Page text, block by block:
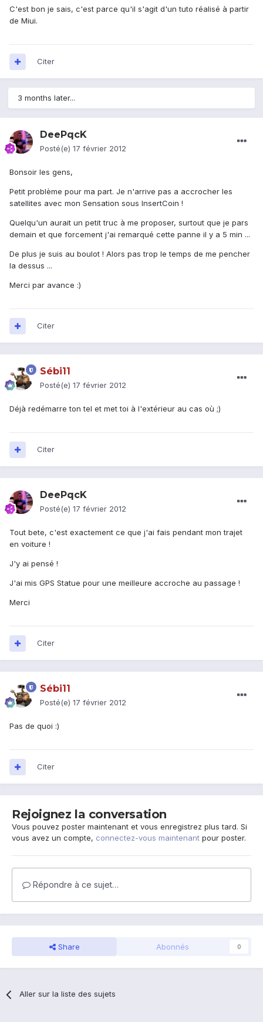
C'est bon je sais, c'est parce qu'il s'agit d'un tuto réalisé à partir
de Miui.
Citer
3 months later...
DeePqcK
Posté(e) 17 février 2012
Bonsoir les gens,
Petit problème pour ma part. Je n'arrive pas a accrocher les
satellites avec mon Sensation sous InsertCoin !
Quelqu'un aurait un petit truc à me proposer, surtout que je pars
demain et que forcement j'ai remarqué cette panne il y a 5 min ...
De plus je suis au boulot ! Alors pas trop le temps de me pencher
la dessus ...
Merci par avance :)
Citer
Sébi11
Posté(e) 17 février 2012
Déjà redémarre ton tel et met toi à l'extérieur au cas où ;)
Citer
DeePqcK
Posté(e) 17 février 2012
Tout bete, c'est exactement ce que j'ai fais pendant mon trajet
en voiture !
J'y ai pensé !
J'ai mis GPS Statue pour une meilleure accroche au passage !
Merci
Citer
Sébi11
Posté(e) 17 février 2012
Pas de quoi :)
Citer
Rejoignez la conversation
Vous pouvez poster maintenant et vous enregistrez plus tard. Si
vous avez un compte, connectez-vous maintenant pour poster.
Répondre à ce sujet…
Share Abonnés 0
Aller sur la liste des sujets